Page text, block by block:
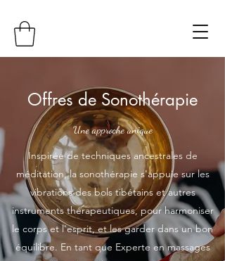
Offres de Sonothérapie
Une approche unique
Inspirée de techniques ancestrales de
méditation, la sonothérapie s'appuie sur les
vibrations des bols tibétains et autres
instruments thérapeutiques, pour harmoniser
le corps et l'esprit, et les garder dans un bon
équilibre. En tant que Experte en massages